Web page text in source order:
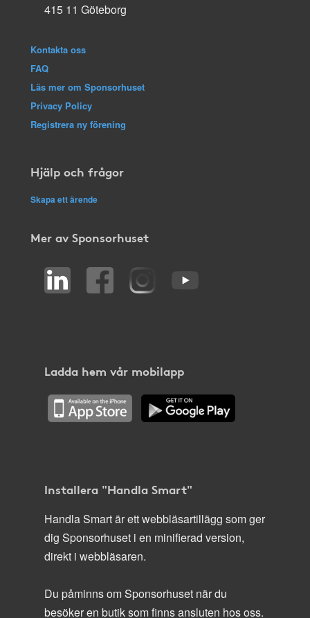
415 11 Göteborg
Kontakta oss
FAQ
Läs mer om Sponsorhuset
Privacy Policy
Registrera ny förening
Hjälp och frågor
Skapa ett ärende
Mer av Sponsorhuset
Ladda hem vår mobilapp
Installera "Handla Smart"
Handla Smart är ett webbläsartillägg som ger
dig Sponsorhuset i en minifierad version,
direkt i webbläsaren.
Du påminns om Sponsorhuset när du
besöker en butik som finns ansluten hos oss.